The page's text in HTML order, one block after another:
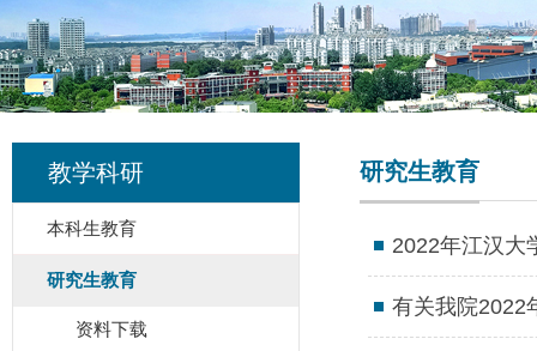
教学科研
本科生教育
研究生教育
资料下载
研究生教育
2022年江汉大
有关我院2022